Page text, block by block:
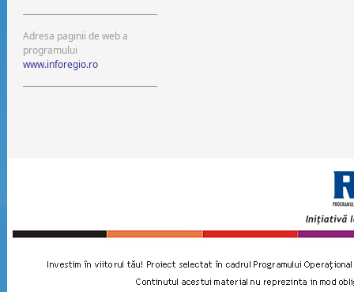
Adresa paginii de web a
programului
www.inforegio.ro